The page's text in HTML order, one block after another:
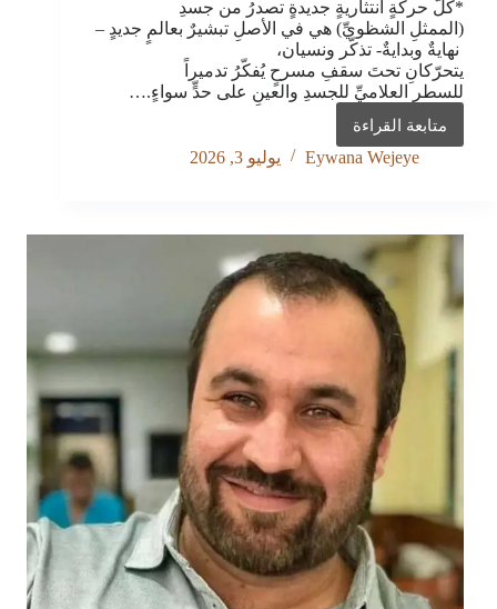
*كلُّ حركةٍ انتثاريةٍ جديدةٍ تصدرُ من جسدِ
(الممثلِ الشظويِّ) هي في الأصلِ تبشيرٌ بعالمٍ جديدٍ –
نهايةٌ وبدايةٌ- تذكّر ونسيان،
يتحرّكانِ تحتَ سقفِ مسرحٍ يُفكّرُ تدميراً
للسطرِ العلاميِّ للجسدِ والعينِ على حدٍّ سواءٍ.…
متابعة القراءة
المسرح
الانتثاري-
Robert
Wilson
Eywana Wejeye يوليو 3, 2026